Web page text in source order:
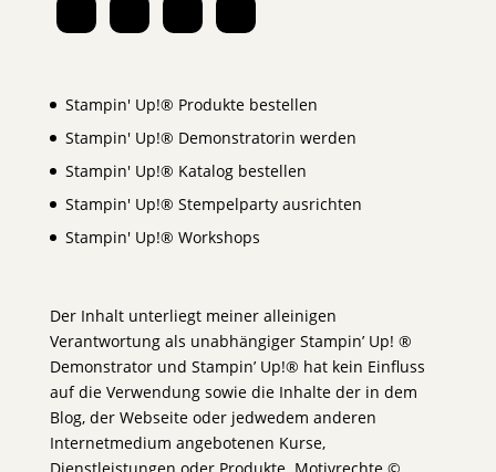
Stampin' Up!® Produkte bestellen
Stampin' Up!® Demonstratorin werden
Stampin' Up!® Katalog bestellen
Stampin' Up!® Stempelparty ausrichten
Stampin' Up!® Workshops
Der Inhalt unterliegt meiner alleinigen
Verantwortung als unabhängiger Stampin’ Up! ®
Demonstrator und Stampin’ Up!® hat kein Einfluss
auf die Verwendung sowie die Inhalte der in dem
Blog, der Webseite oder jedwedem anderen
Internetmedium angebotenen Kurse,